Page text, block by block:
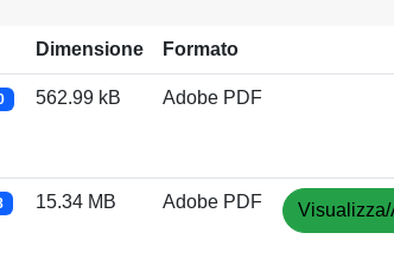
Dimensione Formato
562.99 kB Adobe PDF
15.34 MB Adobe PDF